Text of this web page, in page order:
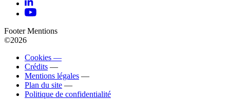
Footer Mentions
©2026
Cookies —
Crédits —
Mentions légales —
Plan du site —
Politique de confidentialité